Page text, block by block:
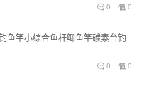
0
0
鱼竿小综合鱼杆鲫鱼竿碳素台钓
0
0